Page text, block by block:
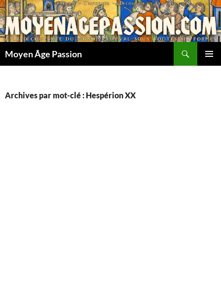
Aller
au
contenu
Moyen Âge Passion
Archives par mot-clé : Hespérion XX